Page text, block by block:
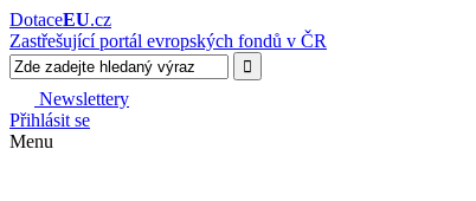
DotaceEU.cz
Zastřešující portál evropských fondů v ČR
Newslettery
Přihlásit se
Menu